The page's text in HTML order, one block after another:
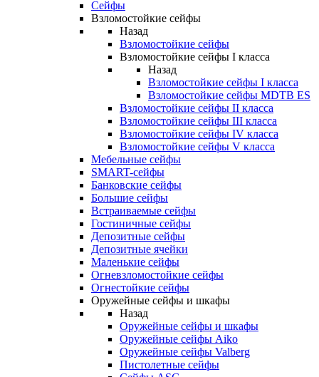
Сейфы
Взломостойкие сейфы
Назад
Взломостойкие сейфы
Взломостойкие сейфы I класса
Назад
Взломостойкие сейфы I класса
Взломостойкие сейфы MDTB ES
Взломостойкие сейфы II класса
Взломостойкие сейфы III класса
Взломостойкие сейфы IV класса
Взломостойкие сейфы V класса
Мебельные сейфы
SMART-сейфы
Банковские сейфы
Большие сейфы
Встраиваемые сейфы
Гостиничные сейфы
Депозитные сейфы
Депозитные ячейки
Маленькие сейфы
Огневзломостойкие сейфы
Огнестойкие сейфы
Оружейные сейфы и шкафы
Назад
Оружейные сейфы и шкафы
Оружейные сейфы Aiko
Оружейные сейфы Valberg
Пистолетные сейфы